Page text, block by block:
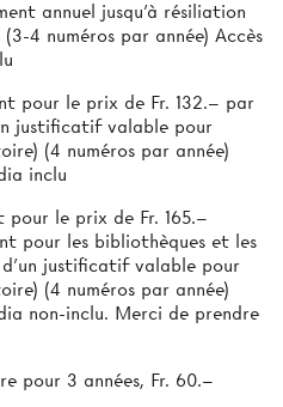
annuel jusqu’à résiliation
pour le prix de Fr. 132.– par
justificatif valable pour
année)
inclu
pour le prix de Fr. 165.–
pour les bibliothèques et les
d'un justificatif valable pour
année)
non-inclu. Merci de prendre
pour 3 années, Fr. 60.–